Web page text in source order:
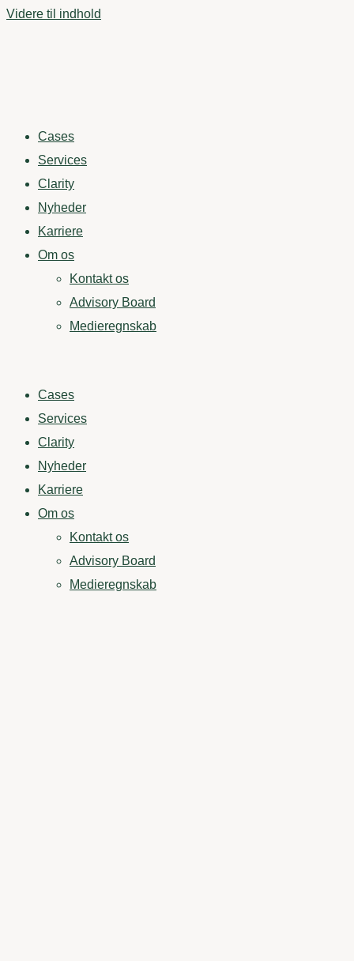
Videre til indhold
Cases
Services
Clarity
Nyheder
Karriere
Om os
Kontakt os
Advisory Board
Medieregnskab
Cases
Services
Clarity
Nyheder
Karriere
Om os
Kontakt os
Advisory Board
Medieregnskab